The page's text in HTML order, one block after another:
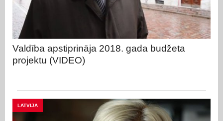
Valdība apstiprināja 2018. gada budžeta
projektu (VIDEO)
LATVIJA